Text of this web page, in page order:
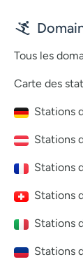
Tous les
Carte des
Stations
Stations
Stations
Stations
Stations
Stations